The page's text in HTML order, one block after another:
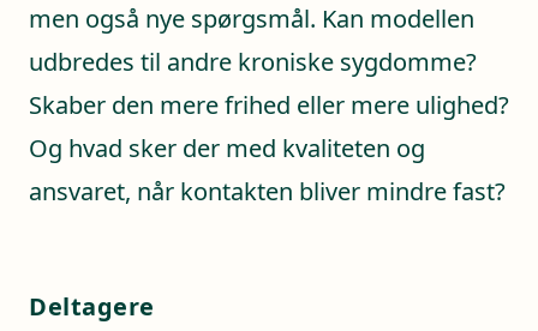
men også nye spørgsmål. Kan modellen
udbredes til andre kroniske sygdomme?
Skaber den mere frihed eller mere ulighed?
Og hvad sker der med kvaliteten og
ansvaret, når kontakten bliver mindre fast?
Deltagere